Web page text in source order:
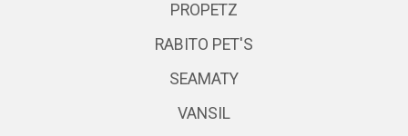
PROPETZ
RABITO PET'S
SEAMATY
VANSIL